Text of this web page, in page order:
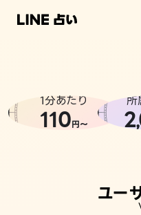
相談事例
1分あたり
110円〜
所
2,
ユー